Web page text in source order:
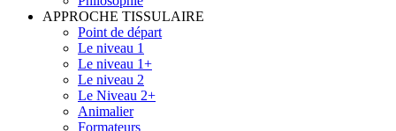
APPROCHE TISSULAIRE
Point de départ
Le niveau 1
Le niveau 1+
Le niveau 2
Le Niveau 2+
Animalier
Formateurs